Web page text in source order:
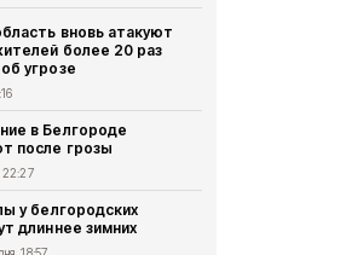
вновь атакуют
более 20 раз
угрозе
в Белгороде
после грозы
22:27
у белгородских
длиннее зимних